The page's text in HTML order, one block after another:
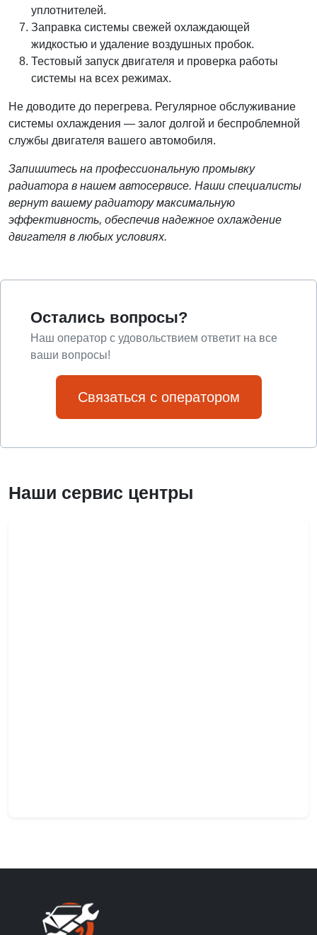
уплотнителей.
Заправка системы свежей охлаждающей
жидкостью и удаление воздушных пробок.
Тестовый запуск двигателя и проверка работы
системы на всех режимах.
Не доводите до перегрева. Регулярное обслуживание
системы охлаждения — залог долгой и беспроблемной
службы двигателя вашего автомобиля.
Запишитесь на профессиональную промывку
радиатора в нашем автосервисе. Наши специалисты
вернут вашему радиатору максимальную
эффективность, обеспечив надежное охлаждение
двигателя в любых условиях.
Остались вопросы?
Наш оператор с удовольствием ответит на все
ваши вопросы!
Связаться с оператором
Наши сервис центры